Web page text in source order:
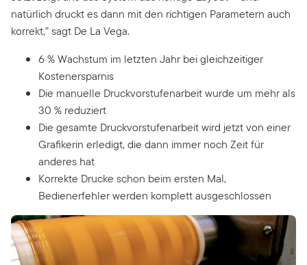
natürlich druckt es dann mit den richtigen Parametern auch
korrekt,” sagt De La Vega.
6 % Wachstum im letzten Jahr bei gleichzeitiger
Kostenersparnis
Die manuelle Druckvorstufenarbeit wurde um mehr als
30 % reduziert
Die gesamte Druckvorstufenarbeit wird jetzt von einer
Grafikerin erledigt, die dann immer noch Zeit für
anderes hat
Korrekte Drucke schon beim ersten Mal,
Bedienerfehler werden komplett ausgeschlossen